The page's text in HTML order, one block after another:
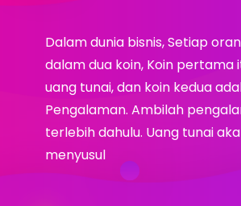
Dalam dunia bisnis, Setiap
dalam dua koin, Koin pertama
uang tunai, dan koin kedua
Pengalaman. Ambilah
terlebih dahulu. Uang tunai
menyusul